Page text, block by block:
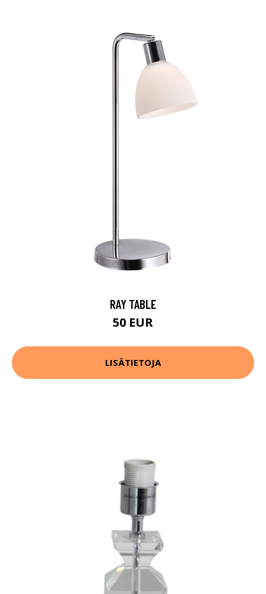
RAY TABLE
50 EUR
LISÄTIETOJA